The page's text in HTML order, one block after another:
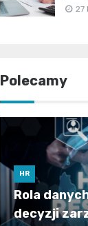
27
Polecamy
HR
Rola
decyzji